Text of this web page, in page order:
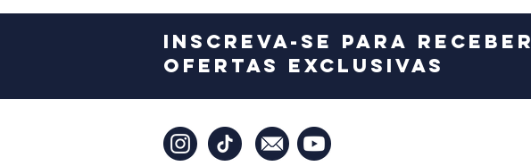
Inscreva-se para receber
ofertas exclusivas